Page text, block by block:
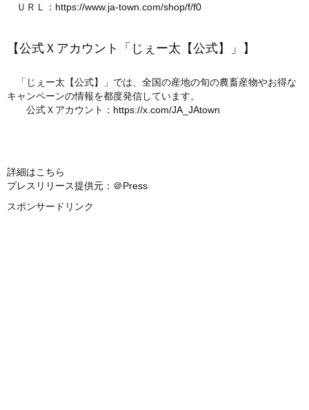
ＵＲＬ： https://www.ja-town.com/shop/f/f0
【公式Ｘアカウント「じぇー太【公式】」】
「じぇー太【公式】」では、全国の産地の旬の農畜産物やお得な
キャンペーンの情報を都度発信しています。
公式Ｘアカウント： https://x.com/JA_JAtown
詳細はこちら
プレスリリース提供元：＠Press
スポンサードリンク